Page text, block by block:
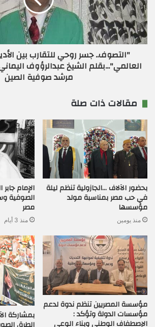
"التصوف.. جسر روحي للتقارب بين
العالمي"...بقلم الشيخ عبدالرؤوف
مرشد صوفية الصين
مقالات ذات صلة
بحضور الآلاف …الجازولية تنظم ليلة
في حب مصر بمناسبة مولد
مؤسسها
منذ يومين
الإمام
الصوفية
مصر
منذ 3 أيام
مؤسسة المصريين تنظم ندوة لدعم
مؤسسات الدولة وتؤكد :
الإصطفاف الوطني وبناء الوعي
بمشاركة